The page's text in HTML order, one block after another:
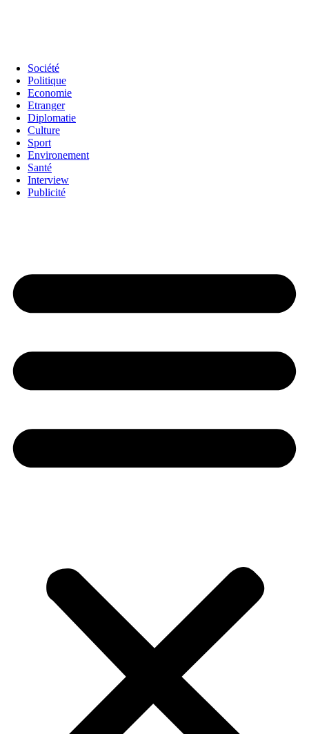
Société
Politique
Economie
Etranger
Diplomatie
Culture
Sport
Environement
Santé
Interview
Publicité